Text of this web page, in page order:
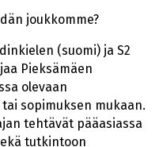
joukkomme?
(suomi) ja S2
Pieksämäen
olevaan
tai sopimuksen mukaan.
tehtävät pääasiassa
tutkintoon